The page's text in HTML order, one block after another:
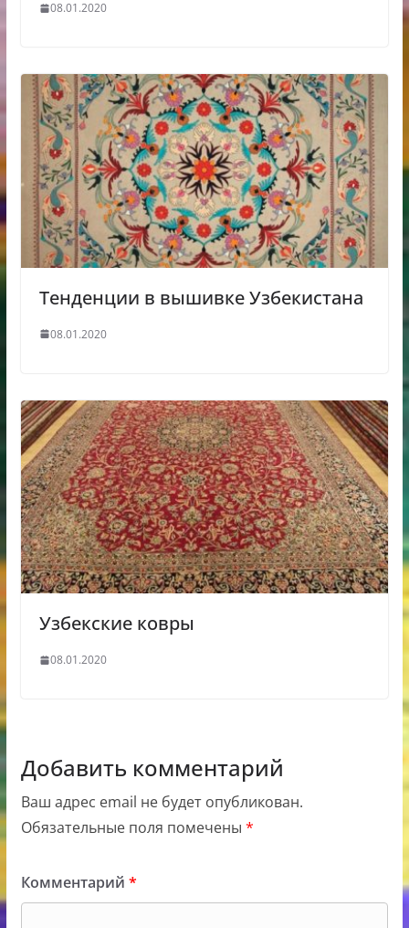
08.01.2020
Тенденции в вышивке Узбекистана
08.01.2020
Узбекские ковры
08.01.2020
Добавить комментарий
Ваш адрес email не будет опубликован.
Обязательные поля помечены *
Комментарий *